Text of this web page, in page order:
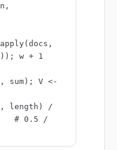
w + 1
sum); V <-
length) /
# 0.5 /